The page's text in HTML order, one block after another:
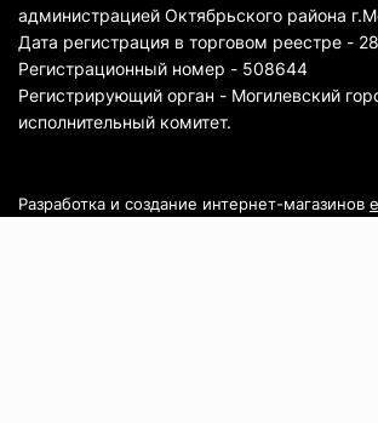
администрацией Октябрьского района
Дата регистрация в торговом реестре -
Регистрационный номер - 508644
Регистрирующий орган - Могилевский
исполнительный комитет.
Разработка и создание интернет-магазинов